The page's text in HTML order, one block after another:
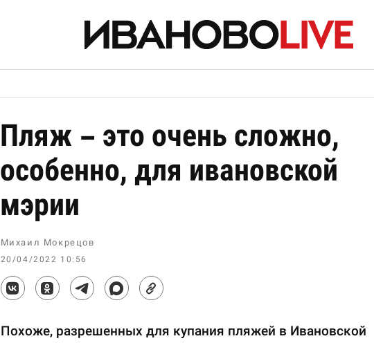
Пляж – это очень сложно,
особенно, для ивановской
мэрии
Михаил Мокрецов
20/04/2022 10:56
Похоже, разрешенных для купания пляжей в Ивановской